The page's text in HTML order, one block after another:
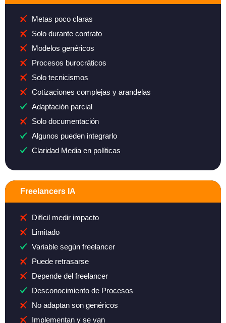
Metas poco claras
Solo durante contrato
Modelos genéricos
Procesos burocráticos
Solo tecnicismos
Cotizaciones complejas y arandelas
Adaptación parcial
Solo documentación
Algunos pueden integrarlo
Claridad Media en políticas
Freelancers IA
Difícil medir impacto
Limitado
Variable según freelancer
Puede retrasarse
Depende del freelancer
Desconocimiento de Procesos
No adaptan son genéricos
Implementan y se van